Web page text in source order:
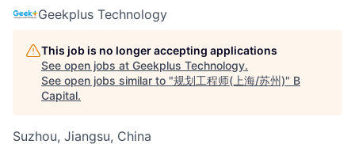
Geekplus Technology
This job is no longer accepting applications
See open jobs at Geekplus Technology.
See open jobs similar to "规划工程师(上海/苏州)" B
Capital.
Suzhou, Jiangsu, China